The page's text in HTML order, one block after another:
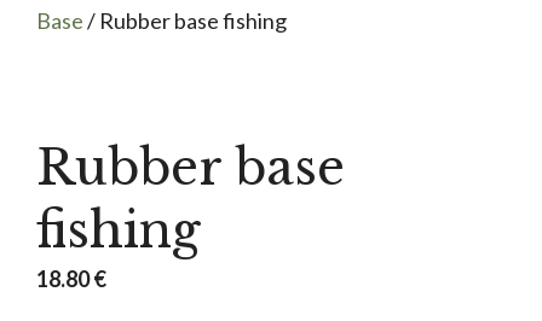
Base/ Rubber base fishing
Rubber base
fishing
18.80€